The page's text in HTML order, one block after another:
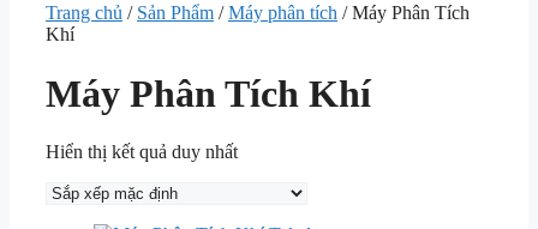
Trang chủ / Sản Phẩm /Máy phân tích / Máy Phân Tích
Khí
Máy Phân Tích Khí
Hiển thị kết quả duy nhất